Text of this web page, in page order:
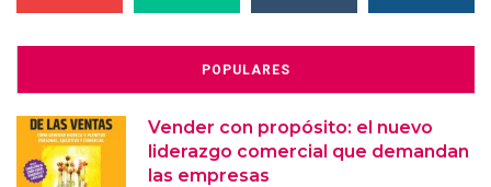
POPULARES
Vender con propósito: el nuevo
liderazgo comercial que demandan
las empresas